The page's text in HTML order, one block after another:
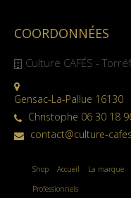
COORDONNÉES
Culture CAFÉS -
Gensac-La-Pallue 16130
Christophe 06 30 18
contact@culture-
Shop Accueil La marque
Professionnels